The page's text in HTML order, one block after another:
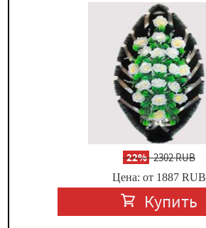
-22%2302 RUB
Цена: от 1887 RUB
Купить